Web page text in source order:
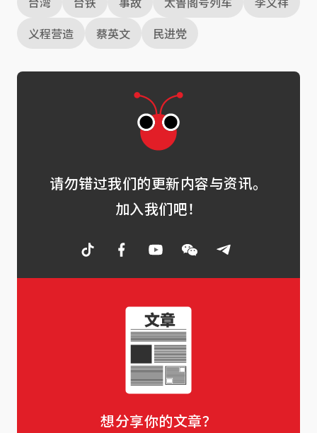
义程营造
蔡英文 民进党
请勿错过我们的更新内容与资讯。
加入我们吧！
想分享你的文章？